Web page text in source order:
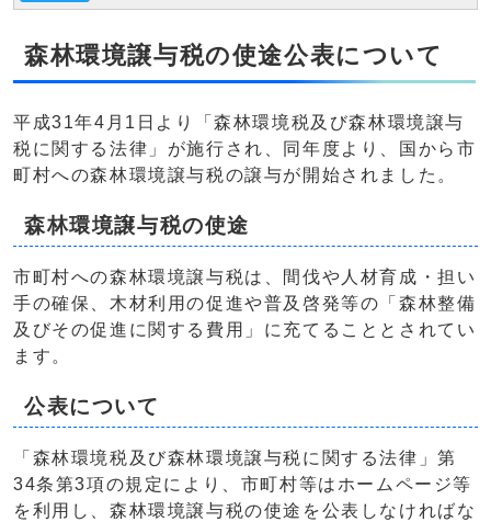
森林環境譲与税の使途公表について
平成31年4月1日より「森林環境税及び森林環境譲与
税に関する法律」が施行され、同年度より、国から市
町村への森林環境譲与税の譲与が開始されました。
森林環境譲与税の使途
市町村への森林環境譲与税は、間伐や人材育成・担い
手の確保、木材利用の促進や普及啓発等の「森林整備
及びその促進に関する費用」に充てることとされてい
ます。
公表について
「森林環境税及び森林環境譲与税に関する法律」第
34条第3項の規定により、市町村等はホームページ等
を利用し、森林環境譲与税の使途を公表しなければな